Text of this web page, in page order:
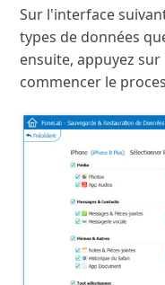
Sur l'interface
types de données
ensuite, appuyez
commencer le